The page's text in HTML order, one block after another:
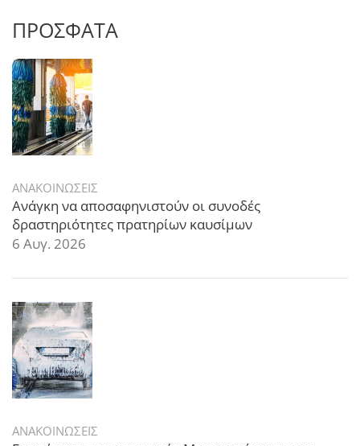
ΠΡΟΣΦΑΤΑ
ΑΝΑΚΟΙΝΩΣΕΙΣ
Ανάγκη να αποσαφηνιστούν οι συνοδές
δραστηριότητες πρατηρίων καυσίμων
6 Αυγ. 2026
ΑΝΑΚΟΙΝΩΣΕΙΣ